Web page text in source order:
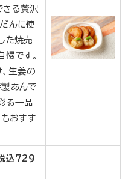
きる贅沢
んに使
た焼売
慢です。
生姜の
あんで
る一品
もおすす
込729